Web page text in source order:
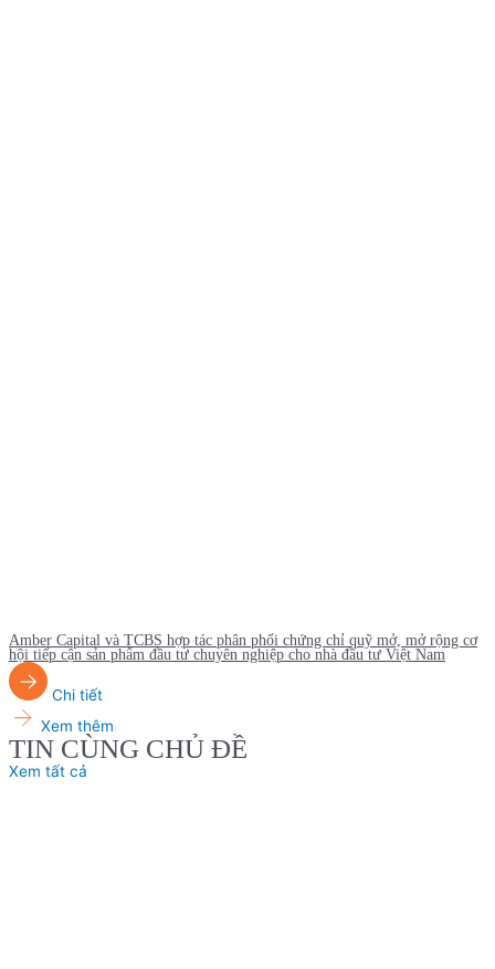
Amber Capital và TCBS hợp tác phân phối chứng chỉ quỹ mở, mở rộng cơ
hội tiếp cận sản phẩm đầu tư chuyên nghiệp cho nhà đầu tư Việt Nam
Chi tiết
Xem thêm
TIN CÙNG CHỦ ĐỀ
Xem tất cả